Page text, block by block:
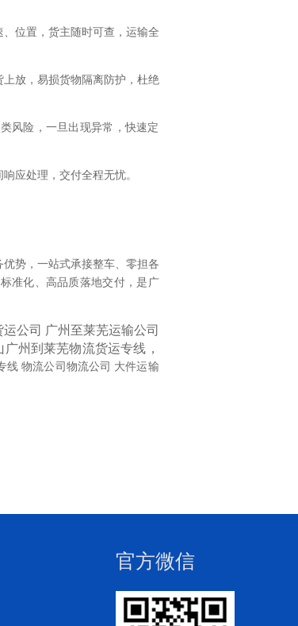
位置，货主随时可查，运输全
放，易损货物隔离防护，杜绝
风险，一旦出现异常，快速定
应处理，交付全程无忧。
优势，一站式承接整车、零担各
准化、高品质落地交付，是广
公司 广州至莱芜运输公司
州到莱芜物流货运专线，
线 物流公司物流公司 大件运输
官方微信